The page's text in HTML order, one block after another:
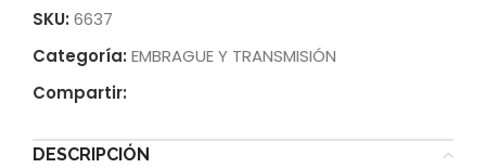
SKU: 6637
Categoría: EMBRAGUE Y TRANSMISIÓN
Compartir:
DESCRIPCIÓN